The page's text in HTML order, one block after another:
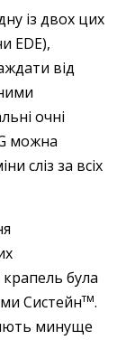
із двох цих
EDE),
від
очні
можна
сліз за всіх
крапель була
Систейнтм.
минуще